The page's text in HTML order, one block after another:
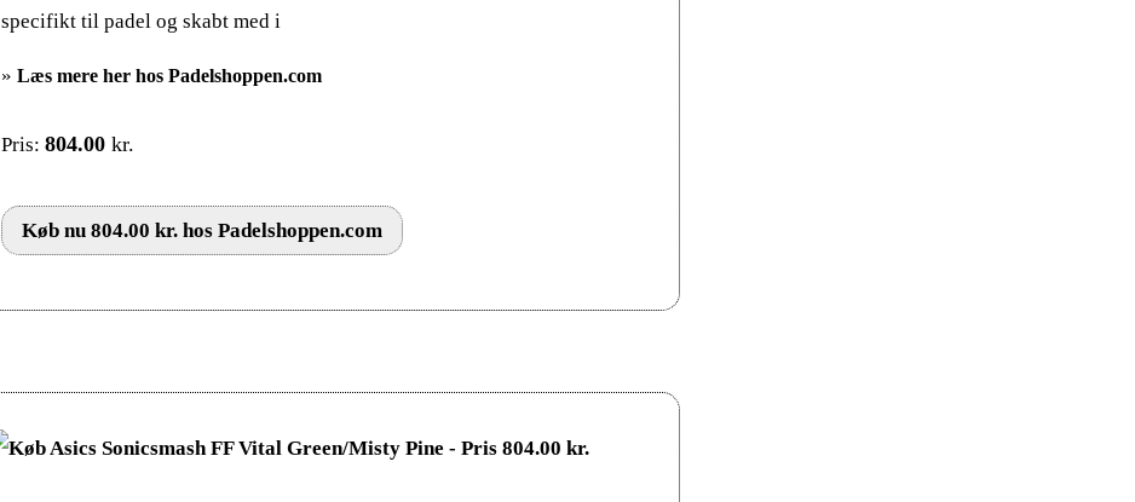
specifikt til padel og skabt med i
» Læs mere her hos Padelshoppen.com
Pris: 804.00 kr.
Køb nu 804.00 kr. hos Padelshoppen.com